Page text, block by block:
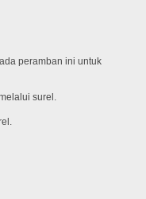
peramban ini untuk
surel.